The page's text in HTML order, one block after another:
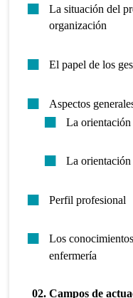
La situación del
organización
El papel de los
Aspectos
La orientación
La
Perfil profesional
Los
enfermería
02. Campos de